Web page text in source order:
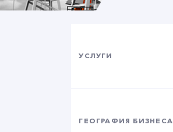
УСЛУГИ
ГЕОГРАФИЯ БИЗНЕСА